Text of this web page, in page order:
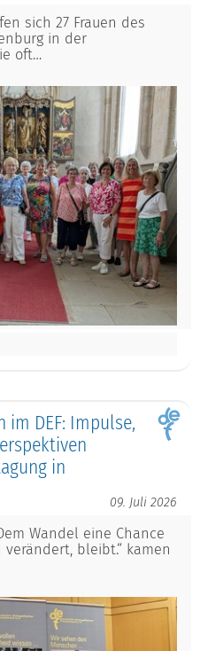
sich 27 Frauen des
in der
oft…
DEF: Impulse,
in
09. Juli 2026
Wandel eine Chance
verändert, bleibt.“ kamen